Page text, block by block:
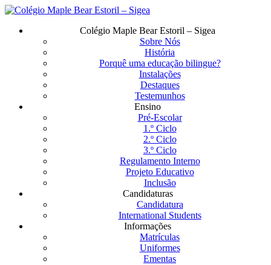
Saltar
Menu
Colégio Maple Bear Estoril – Sigea
Sobre Nós
História
Porquê uma educação bilingue?
Instalações
Destaques
Testemunhos
Ensino
Pré-Escolar
1.º Ciclo
2.º Ciclo
3.º Ciclo
Regulamento Interno
Projeto Educativo
Inclusão
Candidaturas
Candidatura
International Students
Informações
Matrículas
Uniformes
Ementas